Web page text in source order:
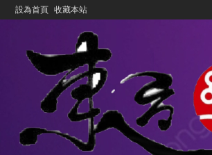
設為首頁 收藏本站